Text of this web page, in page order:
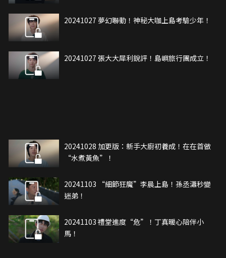
20241027 夢幻聯動！神秘大咖上島考驗少年！
20241027 張大大犀利銳評！島嶼旅行團成立！
20241028 加更版：新手大廚初養成！在在首做
“水煮黃魚”！
20241103 “細節狂魔”李晨上島！孫丞瀟秒變
迷弟！
20241103 禮堂進度“危”！丁真暖心陪伴小
馬！